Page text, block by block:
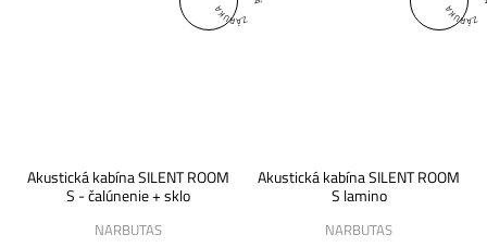
Akustická kabína SILENT ROOM
S - čalúnenie + sklo
NARBUTAS
Akustická kabína SILENT ROOM
S lamino
NARBUTAS